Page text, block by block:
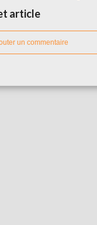
article
un commentaire